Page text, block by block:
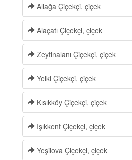
Aliağa Çiçekçi, çiçek
Alaçatı Çiçekçi, çiçek
Zeytinalanı Çiçekçi, çiçek
Yelki Çiçekçi, çiçek
Kısıkköy Çiçekçi, çiçek
Işıkkent Çiçekçi, çiçek
Yeşilova Çiçekçi, çiçek